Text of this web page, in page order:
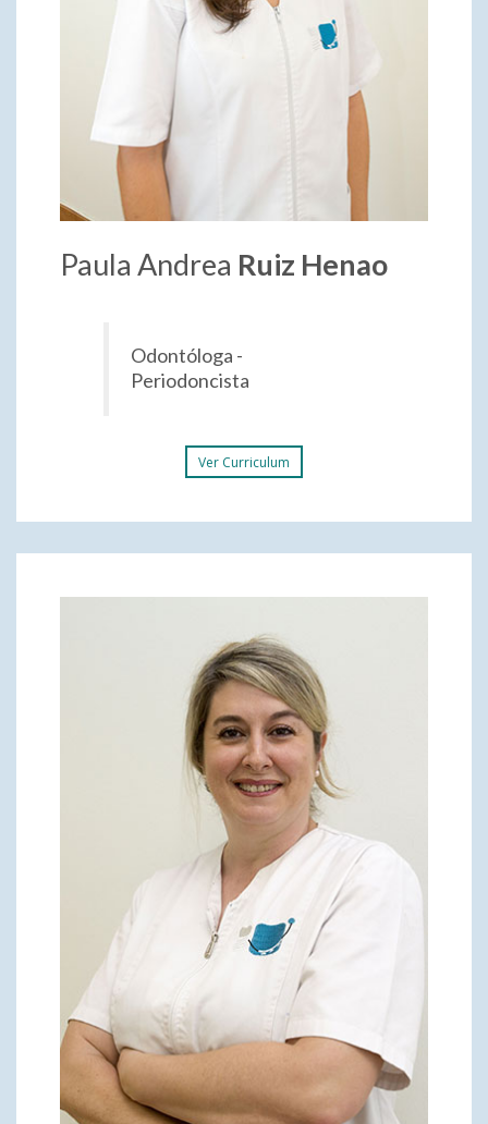
Paula Andrea Ruiz Henao
Odontóloga -
Periodoncista
Ver Curriculum